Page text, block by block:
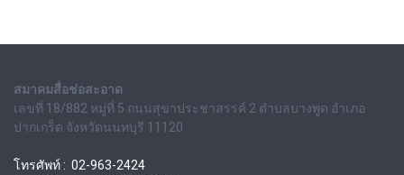
สมาคมสื่อช่อสะอาด
เลขที่ 18/882 หมู่ที่ 5 ถนนสุขาประชาสรรค์ 2 ตำบลบางพูด อำเภอ
ปากเกร็ด จังหวัดนนทบุรี 11120
โทรศัพท์ : 02-963-2424